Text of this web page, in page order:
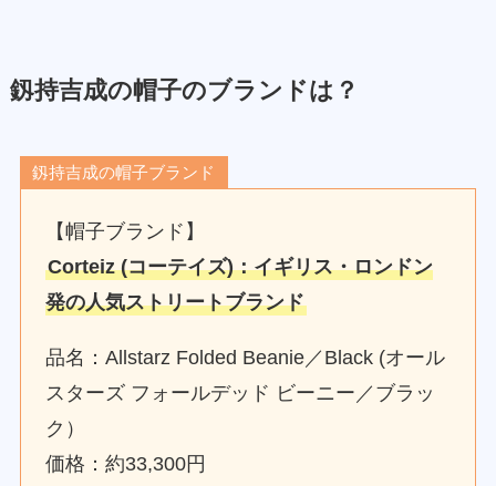
釼持吉成の帽子のブランドは？
釼持吉成の帽子ブランド
【帽子ブランド】
Corteiz (コーテイズ)：イギリス・ロンドン
発の人気ストリートブランド
品名：Allstarz Folded Beanie／Black (オール
スターズ フォールデッド ビーニー／ブラッ
ク）
価格：約33,300円